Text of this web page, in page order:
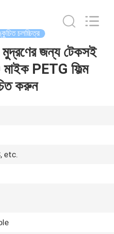
চলচ্চিত্র
মুদ্রণের জন্য টেকসই
PETG ফিল্ম
করুন
etc.